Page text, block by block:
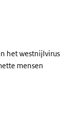
het westnijlvirus
mensen